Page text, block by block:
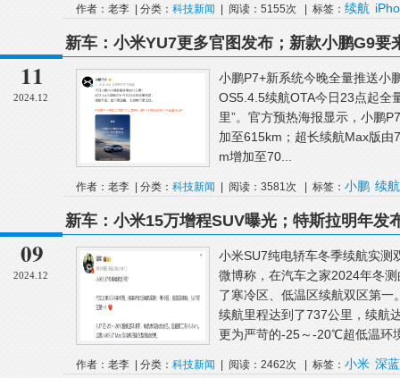
作者：老李 | 分类： 科技新闻 | 阅读：5155次 | 标签： 续航
11
2024.12
新车：小米YU7更多官图发布；新款小鹏G9要
P7+新系统提升续航
小鹏P7+新系统今晚全量推送小
OS5.4.5续航OTA今日23点起全
里”。官方预热海报显示，小鹏
加至615km；超长续航Max版
m增加至70...
作者：老李 | 分类： 科技新闻 | 阅读：3581次 | 标签： 小鹏 续航
09
2024.12
新车：小米15万增程SUV曝光；特斯拉明年发
公布；赛德斯-AMGPureSpeed超跑发布
小米SU7纯电轿车冬季续航实测
微博称，在汽车之家2024年冬
了寒冷区、低温区续航双区第
续航里程达到了737公里，续航
更为严苛的-25～-20℃超低温环
作者：老李 | 分类： 科技新闻 | 阅读：2462次 | 标签： 小米 深蓝